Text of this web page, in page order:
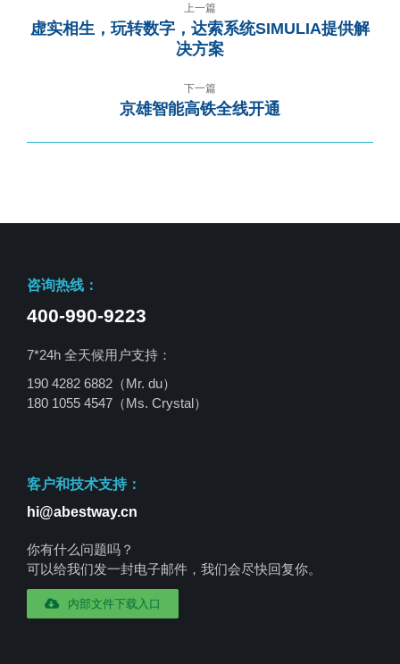
上一篇
虚实相生，玩转数字，达索系统SIMULIA提供解
决方案
下一篇
京雄智能高铁全线开通
咨询热线：
400-990-9223
7*24h 全天候用户支持：
190 4282 6882（Mr. du）
180 1055 4547 （Ms. Crystal）
客户和技术支持：
hi@abestway.cn
你有什么问题吗？
可以给我们发一封电子邮件，我们会尽快回复你。
内部文件下载入口